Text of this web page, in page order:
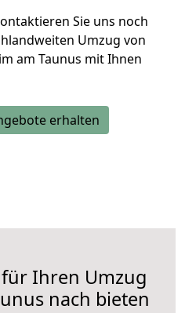
Sie uns noch
Umzug von
am Taunus mit Ihnen
erhalten
Ihren Umzug
nach bieten